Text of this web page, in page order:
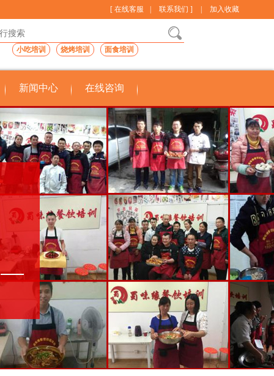
[ 在线客服 联系我们 ] 加入收藏
小吃培训 烧烤培训 面食培训
新闻中心 在线咨询